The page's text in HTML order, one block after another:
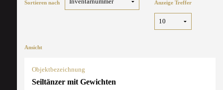
Sortieren nach Anzeige Treffer
Ansicht
Objektbezeichnung
Seiltänzer mit Gewichten